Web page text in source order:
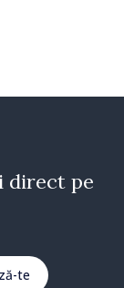
direct pe
te